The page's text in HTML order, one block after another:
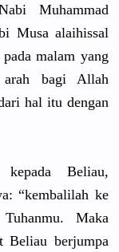
Muhammad
Musa alaihissal
malam yang
bagi Allah
hal itu dengan
Beliau,
“kembalilah ke
Maka
Beliau berjumpa